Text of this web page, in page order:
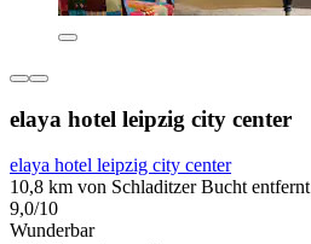
elaya hotel leipzig city center
elaya hotel leipzig city center
10,8 km von Schladitzer Bucht entfernt
9,0/10
Wunderbar